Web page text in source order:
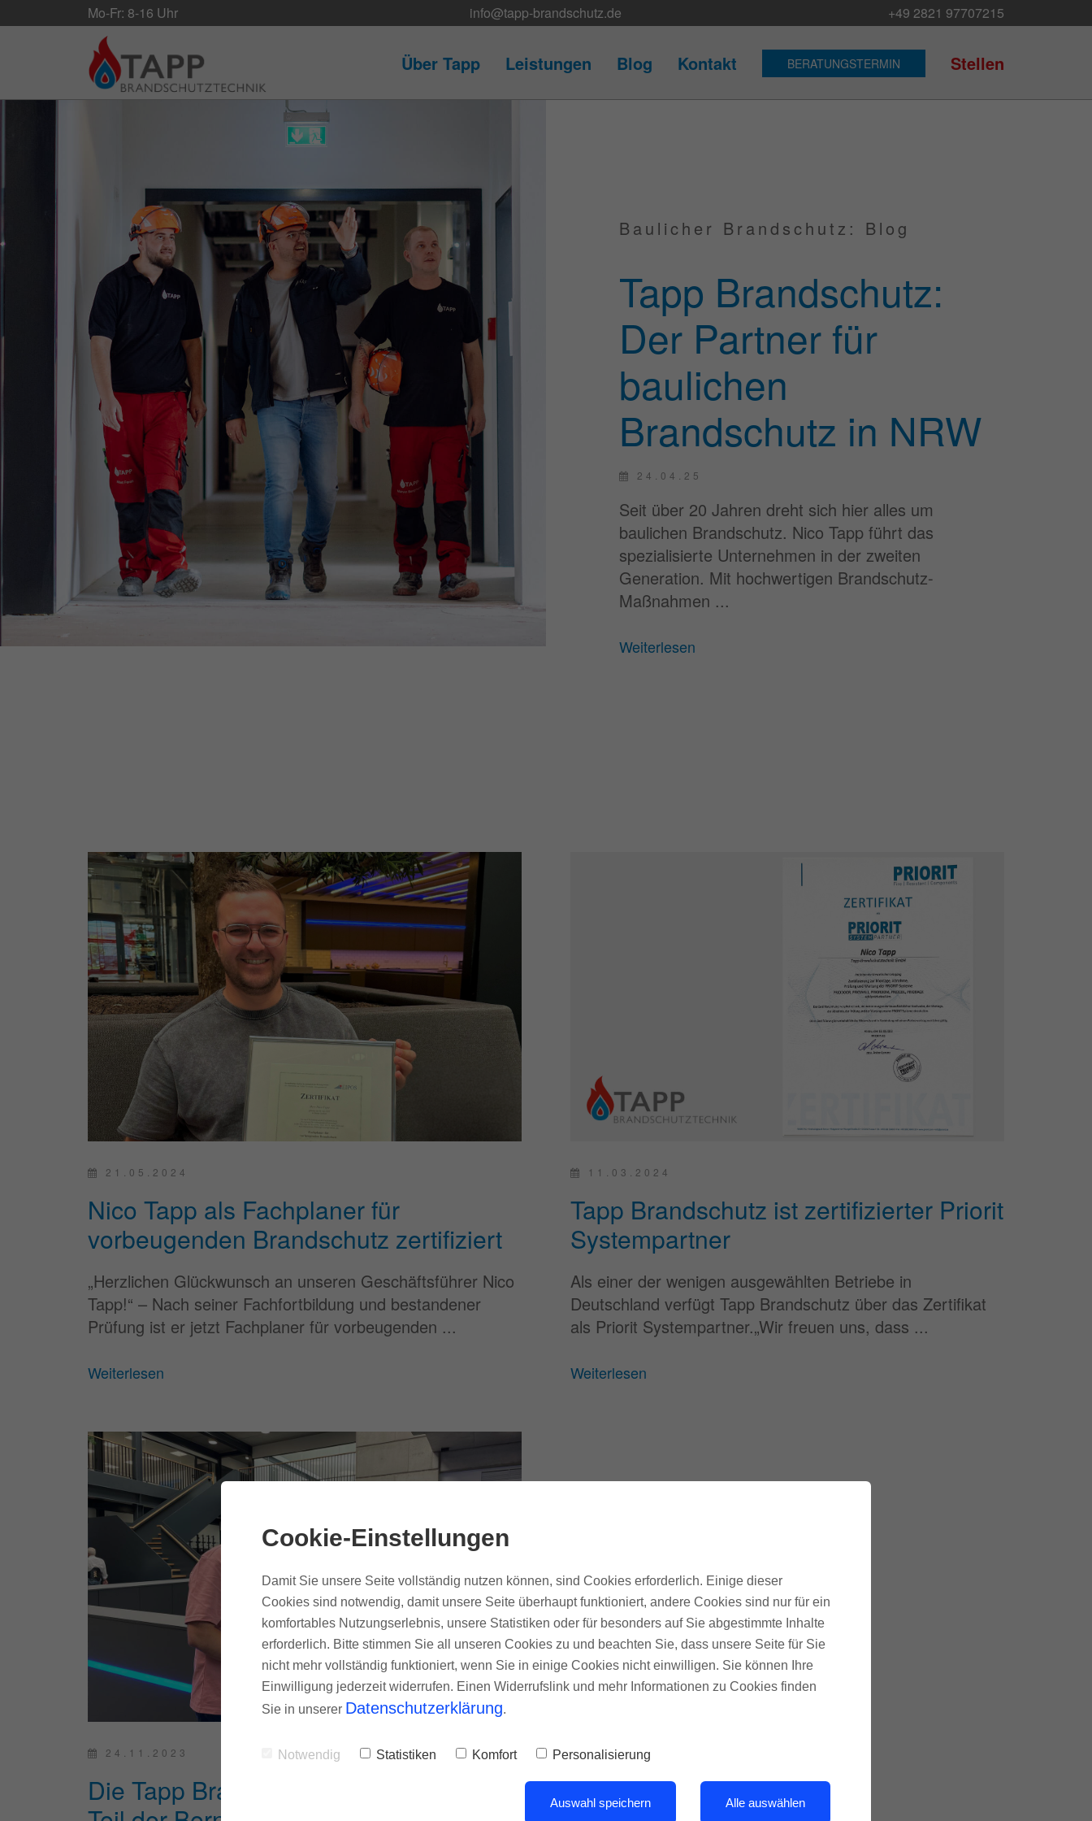
Mo-Fr: 8-16 Uhr info@tapp-brandschutz.de +49 2821 97707215
Über Tapp Leistungen Blog Kontakt BERATUNGSTERMIN Stellen
Baulicher Brandschutz: Blog
Tapp Brandschutz:
Der Partner für
baulichen
Brandschutz in NRW
24.04.25
Seit über 20 Jahren dreht sich hier alles um
baulichen Brandschutz. Nico Tapp führt das
spezialisierte Unternehmen in der zweiten
Generation. Mit hochwertigen Brandschutz-
Maßnahmen ...
Weiterlesen
21.05.2024
Nico Tapp als Fachplaner für
vorbeugenden Brandschutz zertifiziert
„Herzlichen Glückwunsch an unseren Geschäftsführer Nico
Tapp!“ – Nach seiner Fachfortbildung und bestandener
Prüfung ist er jetzt Fachplaner für vorbeugenden ...
Weiterlesen
11.03.2024
Tapp Brandschutz ist zertifizierter Priorit
Systempartner
Als einer der wenigen ausgewählten Betriebe in
Deutschland verfügt Tapp Brandschutz über das Zertifikat
als Priorit Systempartner.„Wir freuen uns, dass ...
Weiterlesen
24.11.2023
Die Tapp Brandschutztechnik GmbH ist
Cookie-Einstellungen
Damit Sie unsere Seite vollständig nutzen können, sind Cookies erforderlich. Einige dieser
Cookies sind notwendig, damit unsere Seite überhaupt funktioniert, andere Cookies sind nur für ein
komfortables Nutzungserlebnis, unsere Statistiken oder für besonders auf Sie abgestimmte Inhalte
erforderlich. Bitte stimmen Sie all unseren Cookies zu und beachten Sie, dass unsere Seite für Sie
nicht mehr vollständig funktioniert, wenn Sie in einige Cookies nicht einwilligen. Sie können Ihre
Einwilligung jederzeit widerrufen. Einen Widerrufslink und mehr Informationen zu Cookies finden
Sie in unserer Datenschutzerklärung.
Notwendig Statistiken Komfort Personalisierung
Auswahl speichern Alle auswählen